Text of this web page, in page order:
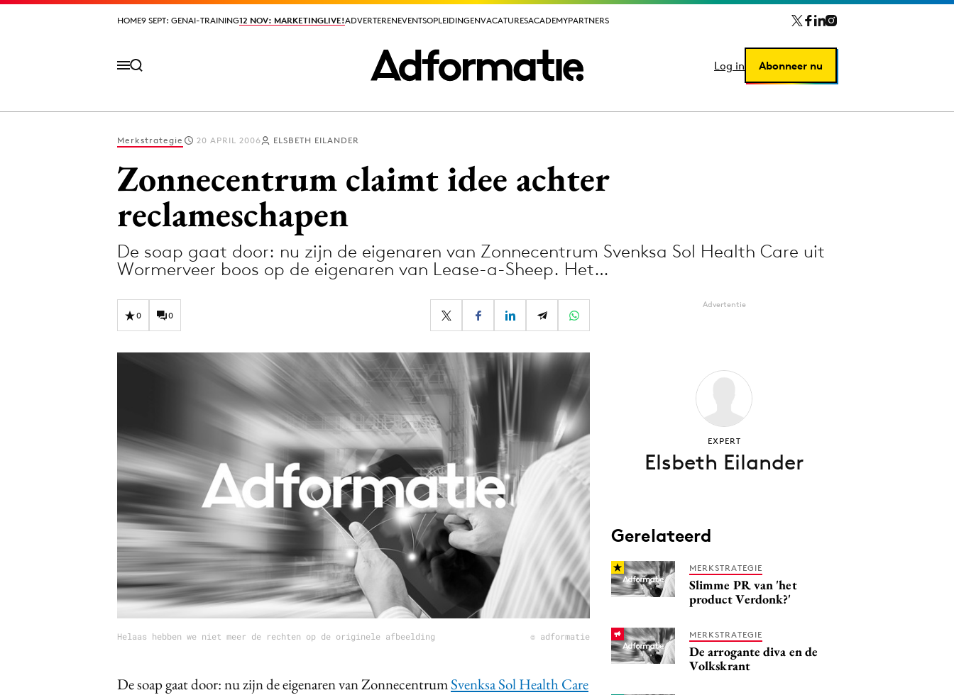
HOME9 SEPT: GENAI-TRAINING12 NOV: MARKETINGLIVE!ADVERTERENEVENTSOPLEIDINGENVACATURESACADEMYPARTNERS
Log in Abonneer nu
HOME9 SEPT: GENAI-TRAINING12 NOV: MARKETINGLIVE!ADVERTERENEVENTSOPLEIDINGENVACATURESACADEMYPARTNERS
Log in Abonneer nu
Design
Digital transformation
Influencer marketing
Interne communicatie
Martech
Media
Merkstrategie
PR
Programmatic
Reputatie & crisis
Merkstrategie 20 APRIL 2006 ELSBETH EILANDER
Zonnecentrum claimt idee achter
reclameschapen
De soap gaat door: nu zijn de eigenaren van Zonnecentrum Svenksa Sol Health Care uit
Wormerveer boos op de eigenaren van Lease-a-Sheep. Het…
0 0
Helaas hebben we niet meer de rechten op de originele afbeelding © adformatie
De soap gaat door: nu zijn de eigenaren van ZonnecentrumSvenksa Sol Health Care
Advertentie
EXPERT
Elsbeth Eilander
Gerelateerd
MERKSTRATEGIE
Slimme PR van 'het
product Verdonk?'
MERKSTRATEGIE
De arrogante diva en de
Volkskrant